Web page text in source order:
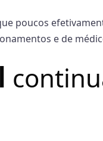
poucos
e de